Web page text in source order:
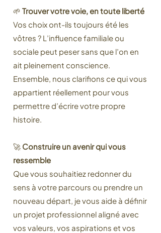
🌱 Trouver votre voie, en toute liberté
Vos choix ont-ils toujours été les
vôtres ? L’influence familiale ou
sociale peut peser sans que l’on en
ait pleinement conscience.
Ensemble, nous clarifions ce qui vous
appartient réellement pour vous
permettre d’écrire votre propre
histoire.
🚀 Construire un avenir qui vous
ressemble
Que vous souhaitiez redonner du
sens à votre parcours ou prendre un
nouveau départ, je vous aide à définir
un projet professionnel aligné avec
vos valeurs, vos aspirations et vos